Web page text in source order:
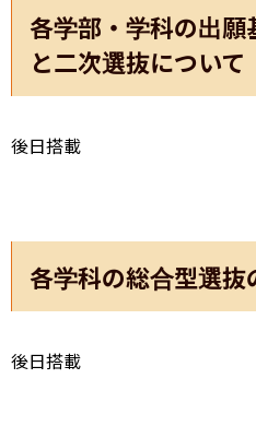
各学部・学科の出
と二次選抜について
後日搭載
各学科の総合型選抜
後日搭載